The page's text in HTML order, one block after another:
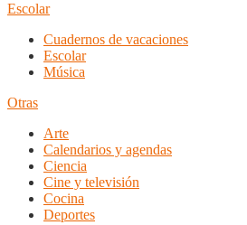
Escolar
Cuadernos de vacaciones
Escolar
Música
Otras
Arte
Calendarios y agendas
Ciencia
Cine y televisión
Cocina
Deportes